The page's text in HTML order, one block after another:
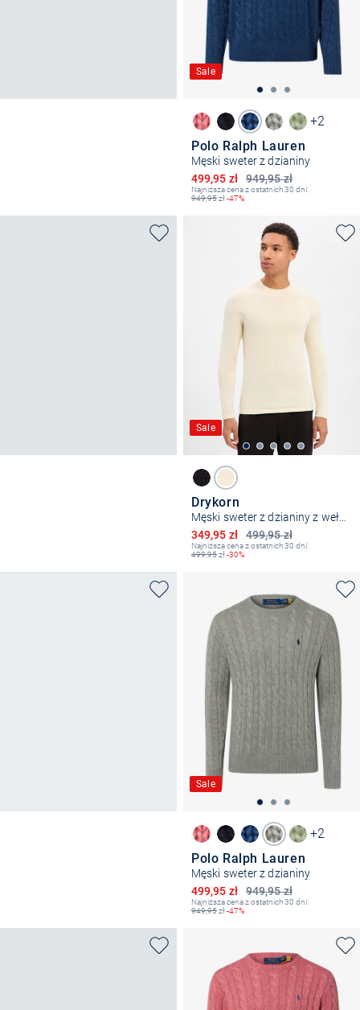
Sale
+2
Polo Ralph Lauren
Męski sweter z dzianiny
949,95 zł
Obniżona cena
499,95 zł
Najniższa cena z ostatnich 30 dni:
949,95zł-47%
Sale
Drykorn
Męski sweter z dzianiny z wełną - Irmino
499,95 zł
Obniżona cena
349,95 zł
Najniższa cena z ostatnich 30 dni:
499,95zł-30%
Sale
+2
Polo Ralph Lauren
Męski sweter z dzianiny
949,95 zł
Obniżona cena
499,95 zł
Najniższa cena z ostatnich 30 dni:
949,95zł-47%